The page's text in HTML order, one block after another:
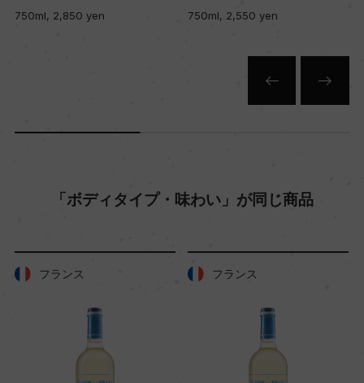
65000
17年
750ml, 2,850 yen
750ml, 2,550 yen
「ボディタイプ・味わい」が同じ商品
フランス フランス